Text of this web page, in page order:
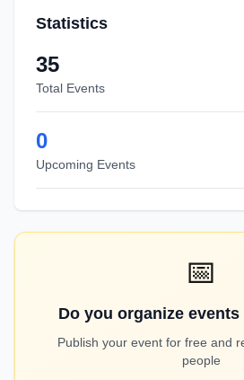
Statistics
35
Total Events
0
Upcoming Events
📅
Do you organize
Publish your event for free and
people